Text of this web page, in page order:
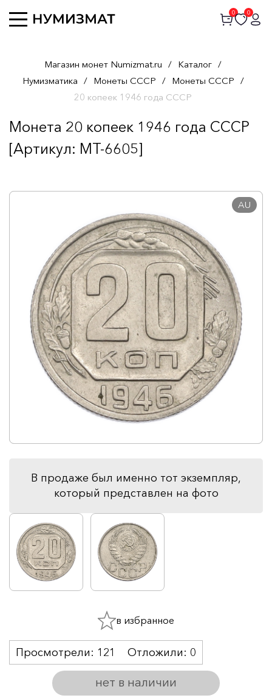
0 0
Магазин монет Numizmat.ru / Каталог /
Нумизматика / Монеты СССР / Монеты СССР /
20 копеек 1946 года СССР
Монета 20 копеек 1946 года СССР
[Артикул: MT-6605]
AU
В продаже был именно тот экземпляр,
который представлен на фото
нет в наличии
Просмотрели: 121 Отложили: 0
в избранное